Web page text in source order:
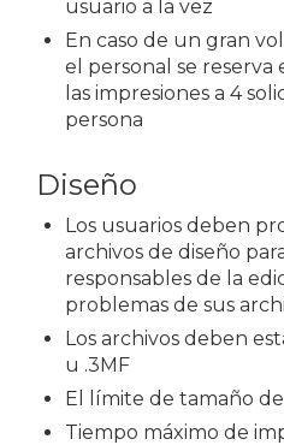
usuario a la vez
En caso de un gran
el personal se
las impresiones a 4
persona
Diseño
Los usuarios deben
archivos de diseño
responsables de la
problemas de sus
Los archivos deben
u .3MF
El límite de tamaño
Tiempo máximo de